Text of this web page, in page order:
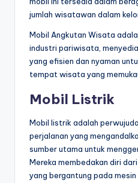
jumlah wisatawan dalam
Mobil Angkutan Wisata
industri pariwisata,
yang efisien dan nyaman
tempat wisata yang
Mobil Listrik
Mobil listrik adalah
perjalanan yang
sumber utama untuk
Mereka membedakan diri
yang bergantung pada